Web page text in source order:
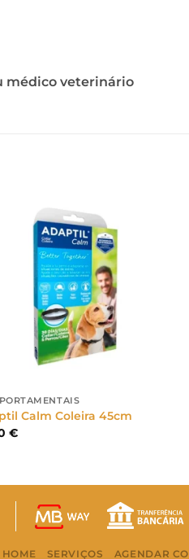
médico veterinário
Calm Coleira 45cm
€
HOME SERVIÇOS AGENDAR